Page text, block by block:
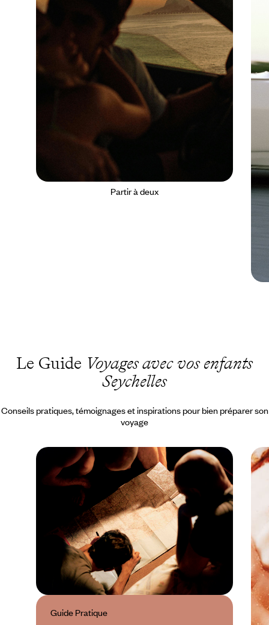
Partir à deux
Le Guide Voyages avec vos enfants
Seychelles
Conseils pratiques, témoignages et inspirations pour bien préparer son
voyage
Guide Pratique